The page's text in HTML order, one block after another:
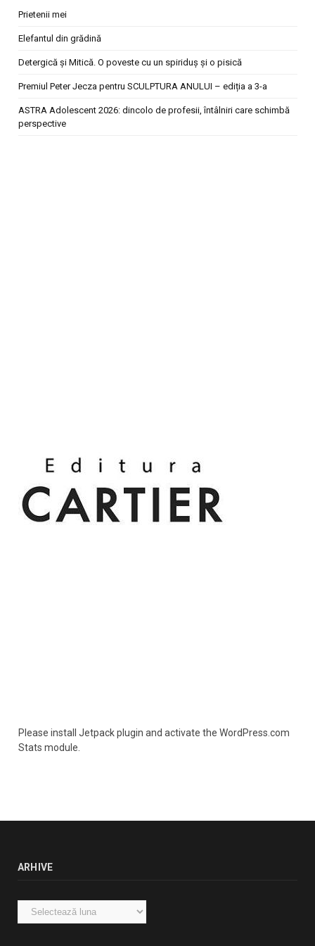
Prietenii mei
Elefantul din grădină
Detergică și Mitică. O poveste cu un spiriduș și o pisică
Premiul Peter Jecza pentru SCULPTURA ANULUI – ediția a 3-a
ASTRA Adolescent 2026: dincolo de profesii, întâlniri care schimbă
perspective
Please install Jetpack plugin and activate the WordPress.com
Stats module.
ARHIVE
Arhive